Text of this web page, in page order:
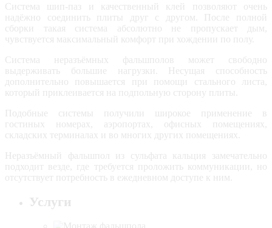
Система шип-паз и качественный клей позволяют очень
надёжно соединить плиты друг с другом. После полной
сборки такая система абсолютно не пропускает дым,
чувствуется максимальный комфорт при хождении по полу.
Система неразъёмных фальшполов может свободно
выдерживать большие нагрузки. Несущая способность
дополнительно повышается при помощи стального листа,
который приклеивается на подпольную сторону плиты.
Подобные системы получили широкое применение в
гостиных номерах, аэропортах, офисных помещениях,
складских терминалах и во многих других помещениях.
Неразъёмный фальшпол из сульфата кальция замечательно
подходит везде, где требуется проложить коммуникации, но
отсутствует потребность в ежедневном доступе к ним.
Услуги